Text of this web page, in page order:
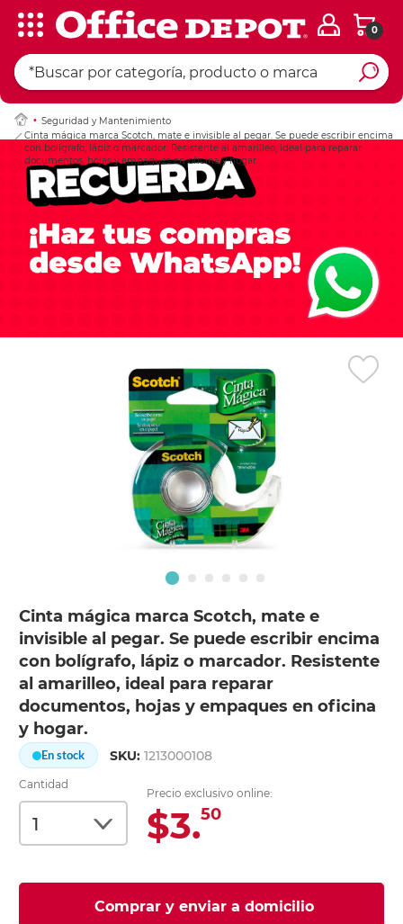
0
Seguridad y Mantenimiento
Cinta mágica marca Scotch, mate e invisible al pegar. Se puede escribir encima
con bolígrafo, lápiz o marcador. Resistente al amarilleo, ideal para reparar
documentos, hojas y empaques en oficina y hogar.
Cinta mágica marca Scotch, mate e
invisible al pegar. Se puede escribir encima
con bolígrafo, lápiz o marcador. Resistente
al amarilleo, ideal para reparar
documentos, hojas y empaques en oficina
y hogar.
En stock SKU:1213000108
Cantidad
Precio exclusivo online:
$3.50
Comprar y enviar a domicilio
Ingresar Codigo